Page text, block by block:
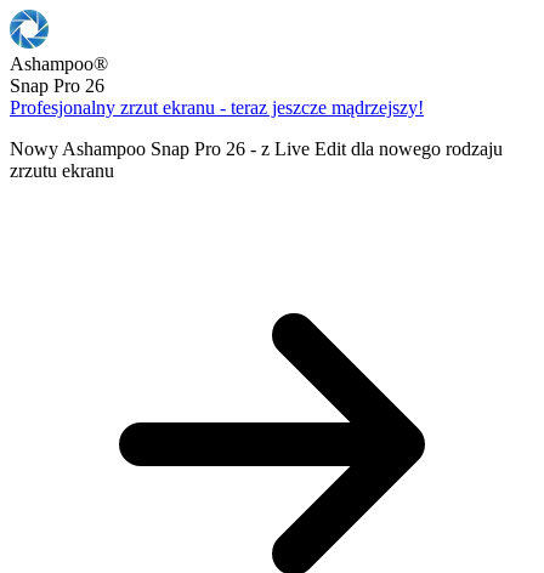
Ashampoo®
Snap Pro 26
Profesjonalny zrzut ekranu - teraz jeszcze mądrzejszy!
Nowy Ashampoo Snap Pro 26 - z Live Edit dla nowego rodzaju
zrzutu ekranu